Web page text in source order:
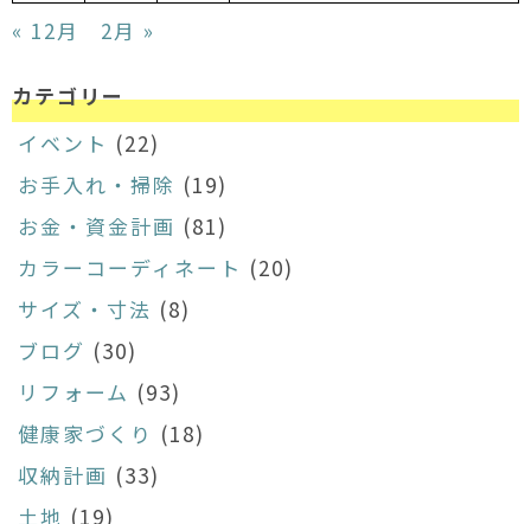
« 12月 2月 »
カテゴリー
イベント (22)
お手入れ・掃除 (19)
お金・資金計画 (81)
カラーコーディネート (20)
サイズ・寸法 (8)
ブログ (30)
リフォーム (93)
健康家づくり (18)
収納計画 (33)
土地 (19)